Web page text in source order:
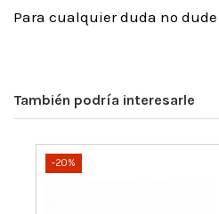
Para cualquier duda no
También podría interesarle
-20%